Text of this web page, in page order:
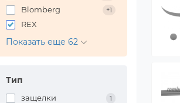
Blomberg +1
REX
Показать еще 62
Тип
защелки 1